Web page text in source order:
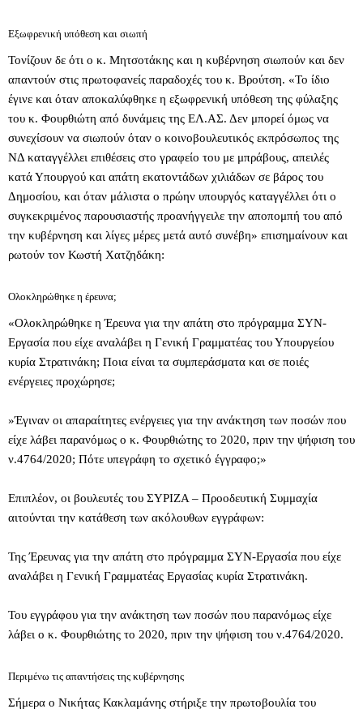
Εξωφρενική υπόθεση και σιωπή
Τονίζουν δε ότι ο κ. Μητσοτάκης και η κυβέρνηση σιωπούν και δεν
απαντούν στις πρωτοφανείς παραδοχές του κ. Βρούτση. «Το ίδιο
έγινε και όταν αποκαλύφθηκε η εξωφρενική υπόθεση της φύλαξης
του κ. Φουρθιώτη από δυνάμεις της ΕΛ.ΑΣ. Δεν μπορεί όμως να
συνεχίσουν να σιωπούν όταν ο κοινοβουλευτικός εκπρόσωπος της
ΝΔ καταγγέλλει επιθέσεις στο γραφείο του με μπράβους, απειλές
κατά Υπουργού και απάτη εκατοντάδων χιλιάδων σε βάρος του
Δημοσίου, και όταν μάλιστα ο πρώην υπουργός καταγγέλλει ότι ο
συγκεκριμένος παρουσιαστής προανήγγειλε την αποπομπή του από
την κυβέρνηση και λίγες μέρες μετά αυτό συνέβη» επισημαίνουν και
ρωτούν τον Κωστή Χατζηδάκη:
Ολοκληρώθηκε η έρευνα;
«Ολοκληρώθηκε η Έρευνα για την απάτη στο πρόγραμμα ΣΥΝ-
Εργασία που είχε αναλάβει η Γενική Γραμματέας του Υπουργείου
κυρία Στρατινάκη; Ποια είναι τα συμπεράσματα και σε ποιές
ενέργειες προχώρησε;
»Έγιναν οι απαραίτητες ενέργειες για την ανάκτηση των ποσών που
είχε λάβει παρανόμως ο κ. Φουρθιώτης το 2020, πριν την ψήφιση του
ν.4764/2020; Πότε υπεγράφη το σχετικό έγγραφο;»
Επιπλέον, οι βουλευτές του ΣΥΡΙΖΑ – Προοδευτική Συμμαχία
αιτούνται την κατάθεση των ακόλουθων εγγράφων:
Της Έρευνας για την απάτη στο πρόγραμμα ΣΥΝ-Εργασία που είχε
αναλάβει η Γενική Γραμματέας Εργασίας κυρία Στρατινάκη.
Του εγγράφου για την ανάκτηση των ποσών που παρανόμως είχε
λάβει ο κ. Φουρθιώτης το 2020, πριν την ψήφιση του ν.4764/2020.
Περιμένω τις απαντήσεις της κυβέρνησης
Σήμερα ο Νικήτας Κακλαμάνης στήριξε την πρωτοβουλία του